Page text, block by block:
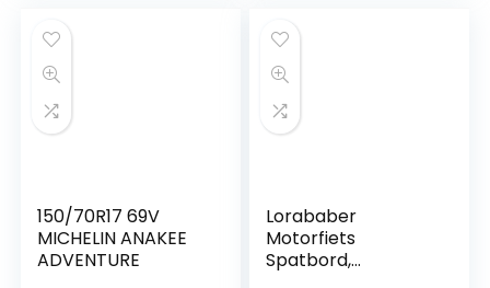
150/70R17 69V
MICHELIN ANAKEE
ADVENTURE
Lorababer
Motorfiets
Spatbord,